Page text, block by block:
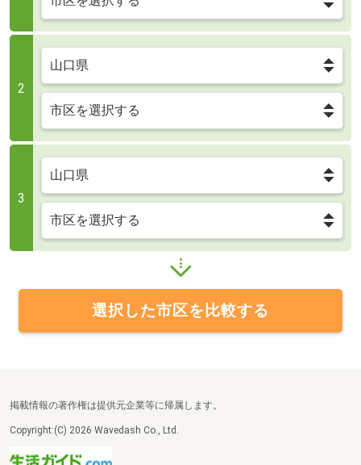
2
3
選択した市区を比較する
掲載情報の著作権は提供元企業等に帰属します。
Copyright:(C) 2026 Wavedash Co., Ltd.